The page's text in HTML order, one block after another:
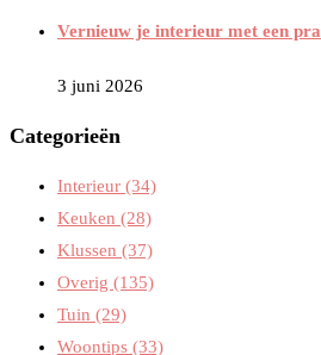
Vernieuw je interieur met een
3 juni 2026
Categorieën
Interieur (34)
Keuken (28)
Klussen (37)
Overig (135)
Tuin (29)
Woontips (33)